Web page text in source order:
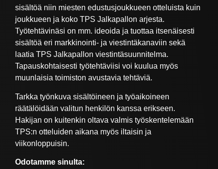
sisältöä niin miesten edustusjoukkueen otteluista kuin
joukkueen ja koko TPS Jalkapallon arjesta.
Työtehtävinäsi on mm. ideoida ja tuottaa itsenäisesti
sisältöä eri markkinointi- ja viestintäkanaviin sekä
laatia TPS Jalkapallon viestintäsuunnitelma.
Tapauskohtaisesti työtehtäviisi voi kuulua myös
muunlaisia toimiston avustavia tehtäviä.
Tarkka työnkuva sisältöineen ja työaikoineen
räätälöidään valitun henkilön kanssa erikseen.
Hakijan on kuitenkin oltava valmis työskentelemään
TPS:n otteluiden aikana myös iltaisin ja
viikonloppuisin.
Odotamme sinulta: